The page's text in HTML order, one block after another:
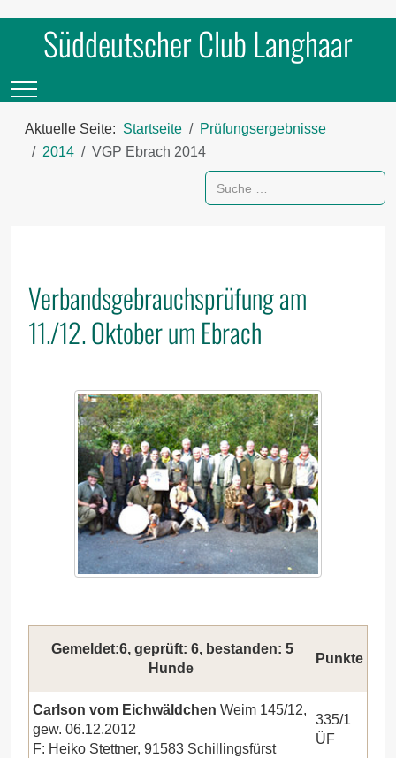
Süddeutscher Club Langhaar
Mobile Menu Toggle
Aktuelle Seite: Startseite
Prüfungsergebnisse
2014
VGP Ebrach 2014
Suchen
Verbandsgebrauchsprüfung am
11./12. Oktober um Ebrach
Gemeldet:6, geprüft: 6, bestanden: 5
Hunde
Punkte
Carlson vom Eichwäldchen Weim 145/12,
gew. 06.12.2012
F: Heiko Stettner, 91583 Schillingsfürst
335/1
ÜF